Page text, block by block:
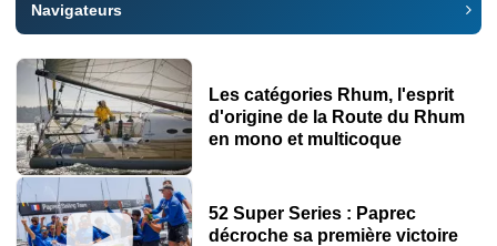
Navigateurs
Les catégories Rhum, l'esprit
d'origine de la Route du Rhum
en mono et multicoque
52 Super Series : Paprec
décroche sa première victoire